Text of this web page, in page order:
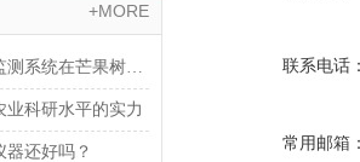
+MORE
气象及土壤多参数监测系统在芒果树林地的应用
业科研水平的实力
还好吗？
联系电话
常用邮箱